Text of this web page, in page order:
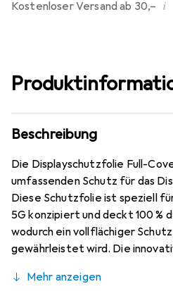
Kostenloser Versand ab 30,– i
Beschreibung
Die Displayschutzfolie Full-
umfassenden Schutz für das
Diese Schutzfolie ist speziell
5G konzipiert und deckt 100 %
wodurch ein vollflächiger Schutz
gewährleistet wird. Die
und sorgt dafür, dass Ihr Gerät
Mehr anzeigen